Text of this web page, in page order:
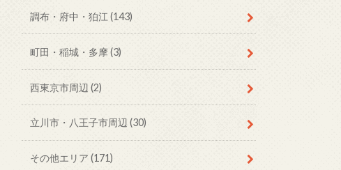
調布・府中・狛江 (143)
町田・稲城・多摩 (3)
西東京市周辺 (2)
立川市・八王子市周辺 (30)
その他エリア (171)